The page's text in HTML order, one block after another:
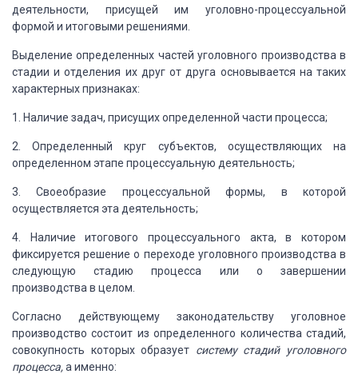
деятельности, присущей им уголовно-процессуальной
формой и итоговыми решениями.
Выделение определенных частей уголовного производства в
стадии и отделения их друг от друга основывается на таких
характерных признаках:
1. Наличие задач, присущих определенной части процесса;
2. Определенный круг субъектов, осуществляющих на
определенном этапе процессуальную деятельность;
3. Своеобразие процессуальной формы, в которой
осуществляется эта деятельность;
4. Наличие итогового процессуального акта, в котором
фиксируется решение о переходе уголовного производства в
следующую стадию процесса или о завершении
производства в целом.
Согласно действующему законодательству уголовное
производство состоит из определенного количества стадий,
совокупность которых образует систему стадий уголовного
процесса,а именно: